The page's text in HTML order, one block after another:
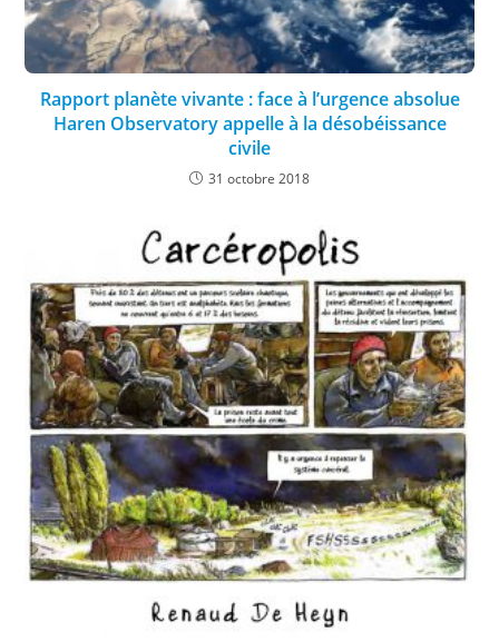
Rapport planète vivante : face à l’urgence absolue
Haren Observatory appelle à la désobéissance
civile
31 octobre 2018